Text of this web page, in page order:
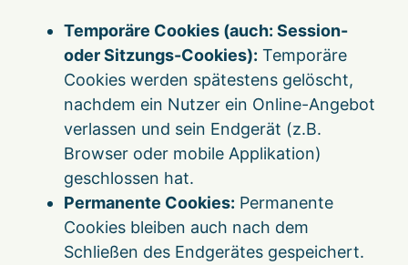
Temporäre Cookies (auch: Session-
oder Sitzungs-Cookies): Temporäre
Cookies werden spätestens gelöscht,
nachdem ein Nutzer ein Online-Angebot
verlassen und sein Endgerät (z.B.
Browser oder mobile Applikation)
geschlossen hat.
Permanente Cookies: Permanente
Cookies bleiben auch nach dem
Schließen des Endgerätes gespeichert.